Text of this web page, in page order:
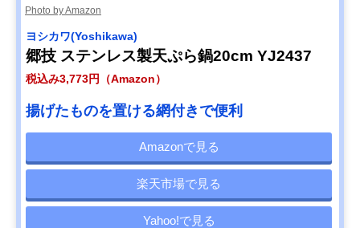
Photo by Amazon
ヨシカワ(Yoshikawa)
郷技 ステンレス製天ぷら鍋20cm YJ2437
税込み3,773円（Amazon）
揚げたものを置ける網付きで便利
Amazonで見る
楽天市場で見る
Yahoo!で見る